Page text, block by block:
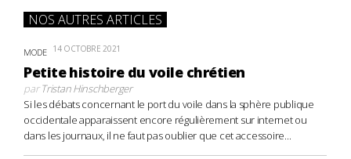
NOS AUTRES ARTICLES
MODE 14 OCTOBRE 2021
Petite histoire du voile chrétien
parTristan Hinschberger
Si les débats concernant le port du voile dans la sphère publique
occidentale apparaissent encore régulièrement sur internet ou
dans les journaux, il ne faut pas oublier que cet accessoire...